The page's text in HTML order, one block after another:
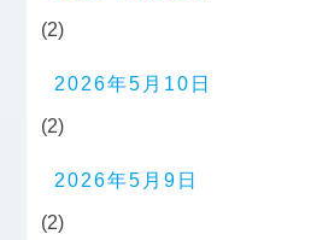
(2)
2026年5月10日
(2)
2026年5月9日
(2)